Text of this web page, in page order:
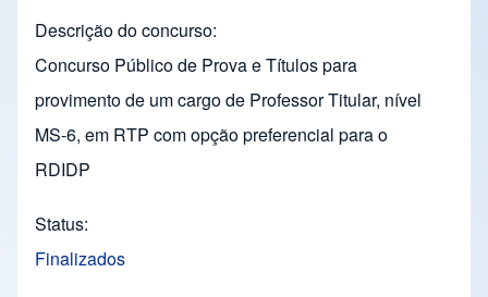
Descrição do concurso
Concurso Público de Prova e Títulos para
provimento de um cargo de Professor Titular, nível
MS-6, em RTP com opção preferencial para o
RDIDP
Status
Finalizados